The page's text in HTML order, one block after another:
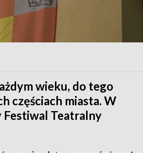
wieku, do tego
częściach miasta. W
Festiwal Teatralny